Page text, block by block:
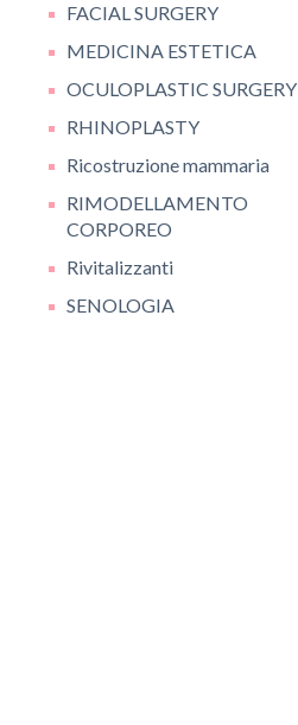
FACIAL SURGERY
MEDICINA ESTETICA
OCULOPLASTIC SURGERY
RHINOPLASTY
Ricostruzione mammaria
RIMODELLAMENTO
CORPOREO
Rivitalizzanti
SENOLOGIA